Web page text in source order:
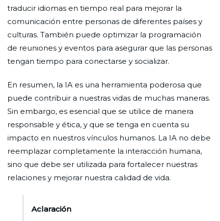
traducir idiomas en tiempo real para mejorar la
comunicación entre personas de diferentes países y
culturas. También puede optimizar la programación
de reuniones y eventos para asegurar que las personas
tengan tiempo para conectarse y socializar.
En resumen, la IA es una herramienta poderosa que
puede contribuir a nuestras vidas de muchas maneras.
Sin embargo, es esencial que se utilice de manera
responsable y ética, y que se tenga en cuenta su
impacto en nuestros vínculos humanos. La IA no debe
reemplazar completamente la interacción humana,
sino que debe ser utilizada para fortalecer nuestras
relaciones y mejorar nuestra calidad de vida.
Aclaración